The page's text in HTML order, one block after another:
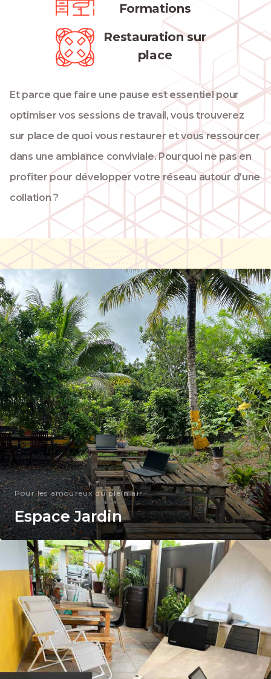
Formations
Restauration sur
place
Et parce que faire une pause est essentiel pour
optimiser vos sessions de travail, vous trouverez
sur place de quoi vous restaurer et vous ressourcer
dans une ambiance conviviale. Pourquoi ne pas en
profiter pour développer votre réseau autour d’une
collation ?
Pour les amoureux du plein air
Espace Jardin